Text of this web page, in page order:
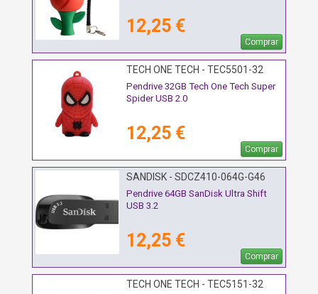
12,25 €
Comprar
TECH ONE TECH - TEC5501-32
Pendrive 32GB Tech One Tech Super
Spider USB 2.0
12,25 €
Comprar
SANDISK - SDCZ410-064G-G46
Pendrive 64GB SanDisk Ultra Shift
USB 3.2
12,25 €
Comprar
TECH ONE TECH - TEC5151-32